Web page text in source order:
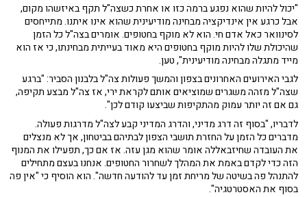
"יכול להיות שהוא נפגע ברמה כזו או אחרת כשצה"ל תקף באיזשהו מקום,
אבל כרגע אין אינדיקציה מבחינה מודיעינית שהוא אינו איתנו. מתייחסים
לסינוואר כאל אדם חי. הוא לא מוקף בחטופים. אומרים בצה"ל כל הזמן
שהיכולת שלו להיות מוקף בחטופים היא מאוד בעייתית מבחינתו, כי אז הוא
מייד מתגלה מבחינה מודיעינית", טען.
לגבי האירועים האחרונים בצפון והמשך פעולות צה"ל בלבנון הסביר: "ברגע
שצה"ל מזהה משגרים שמוציאים אותם לקראת ירי, אז צה"ל מבצע תקיפה,
גם אם זה יותר עמוק מהתקיפות שביצעו קודם לכן".
לדבריו, "בסוף זה דרג מדיני, והדרג המדיני קבע לצה"ל מדרגות פעולה.
מדברים כל הזמן על החזרת תושבי הצפון לבתיהם בביטחון, אך לא מנצלים
את העובדה שחיזבאללה אומר שהוא מגן עזה. אז אם כך, תפעילו את המנוף
הזה כדי לקדם באמת את המהלך לשחרור החטופים. אנחנו בעצם מתחילים
להתנהל פה בשיטה של מריחת זמן עד להודעה חדשה". הוא הוסיף כי "אין פה
בסוף את האסטרטגיה".